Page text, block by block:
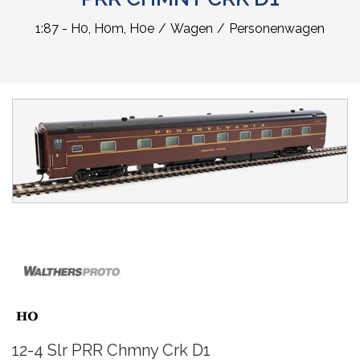
1:87 - H0, H0m, H0e Wagen Personenwagen
12-4 Slr PRR Chmny Crk D1